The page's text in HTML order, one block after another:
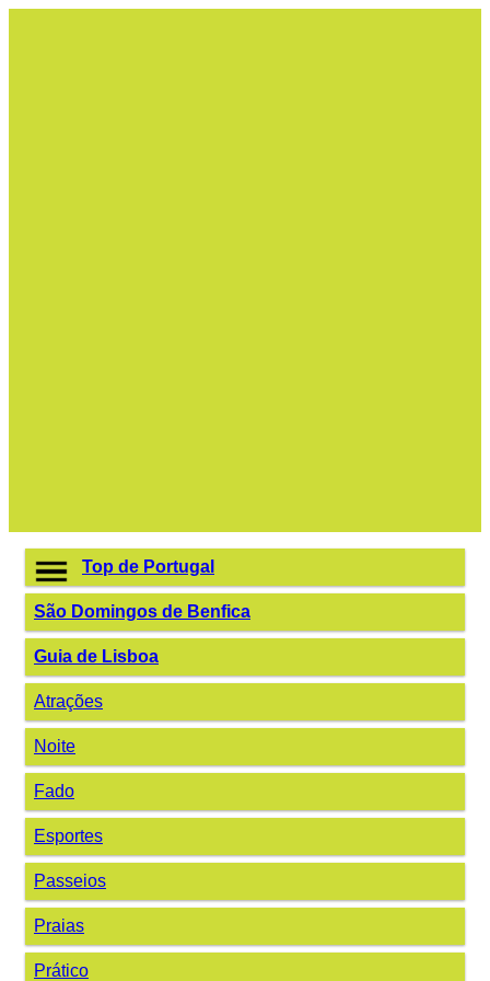
Top de Portugal
São Domingos de Benfica
Guia de Lisboa
Atrações
Noite
Fado
Esportes
Passeios
Praias
Prático